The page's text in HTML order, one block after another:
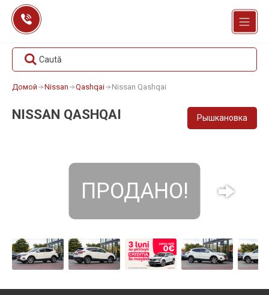
Перейти
содержанию
Caută
Домой Nissan Qashqai Nissan Qashqai
NISSAN QASHQAI Рышкановка
ПРОДАНО!